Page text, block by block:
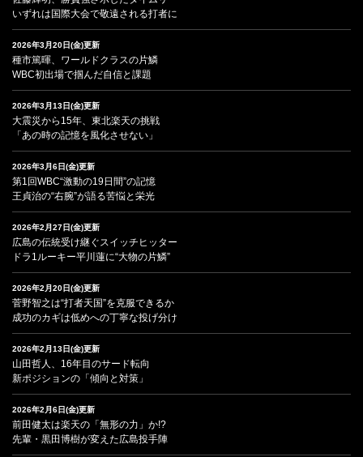
いずれは国際大会で敬遠される打者に
2026年3月20日(金)更新
種市篤暉、ワールドクラスの片鱗
WBC初出場で掴んだ自信と課題
2026年3月13日(金)更新
大震災から15年、東北楽天の挑戦
「あの時の記憶を風化させない」
2026年3月6日(金)更新
第1回WBC“激動の19日間”の記憶
王貞治の“右腕”が語る苦悩と栄光
2026年2月27日(金)更新
広島の伝統受け継ぐスイッチヒッター
ドラ1ルーキー平川蓮に“大物の片鱗”
2026年2月20日(金)更新
菅野智之は“打者天国”を克服できるか
成功のカギは低めへの丁寧な投げ分け
2026年2月13日(金)更新
山田哲人、16年目のサード転向
新ポジションの「傾向と対策」
2026年2月6日(金)更新
前田健太は楽天の「無形の力」か!?
先輩・黒田博樹が変えた広島投手陣